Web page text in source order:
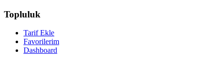
Topluluk
Tarif Ekle
Favorilerim
Dashboard